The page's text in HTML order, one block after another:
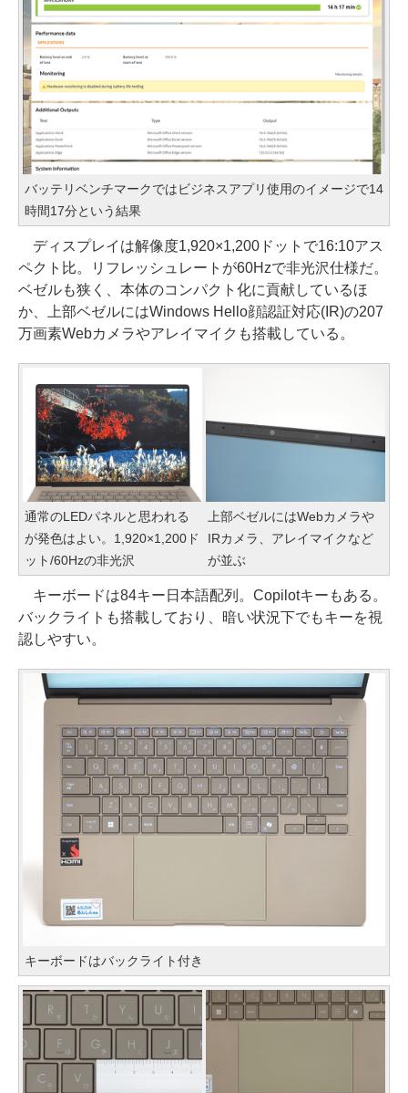
バッテリベンチマークではビジネスアプリ使用のイメージで14
時間17分という結果
ディスプレイは解像度1,920×1,200ドットで16:10アス
ペクト比。リフレッシュレートが60Hzで非光沢仕様だ。
ベゼルも狭く、本体のコンパクト化に貢献しているほ
か、上部ベゼルにはWindows Hello顔認証対応(IR)の207
万画素Webカメラやアレイマイクも搭載している。
通常のLEDパネルと思われる
が発色はよい。1,920×1,200ド
ット/60Hzの非光沢
上部ベゼルにはWebカメラや
IRカメラ、アレイマイクなど
が並ぶ
キーボードは84キー日本語配列。Copilotキーもある。
バックライトも搭載しており、暗い状況下でもキーを視
認しやすい。
キーボードはバックライト付き